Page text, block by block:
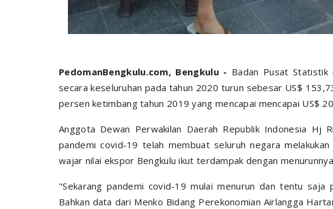
PedomanBengkulu.com, Bengkulu - Badan Pusat Statistik
secara keseluruhan pada tahun 2020 turun sebesar US$
persen ketimbang tahun 2019 yang mencapai mencapai US$
Anggota Dewan Perwakilan Daerah Republik Indonesia Hj
pandemi covid-19 telah membuat seluruh negara
wajar nilai ekspor Bengkulu ikut terdampak dengan
"Sekarang pandemi covid-19 mulai menurun dan tentu saja
Bahkan data dari Menko Bidang Perekonomian Airlangga